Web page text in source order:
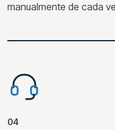
manualmente de cada
04